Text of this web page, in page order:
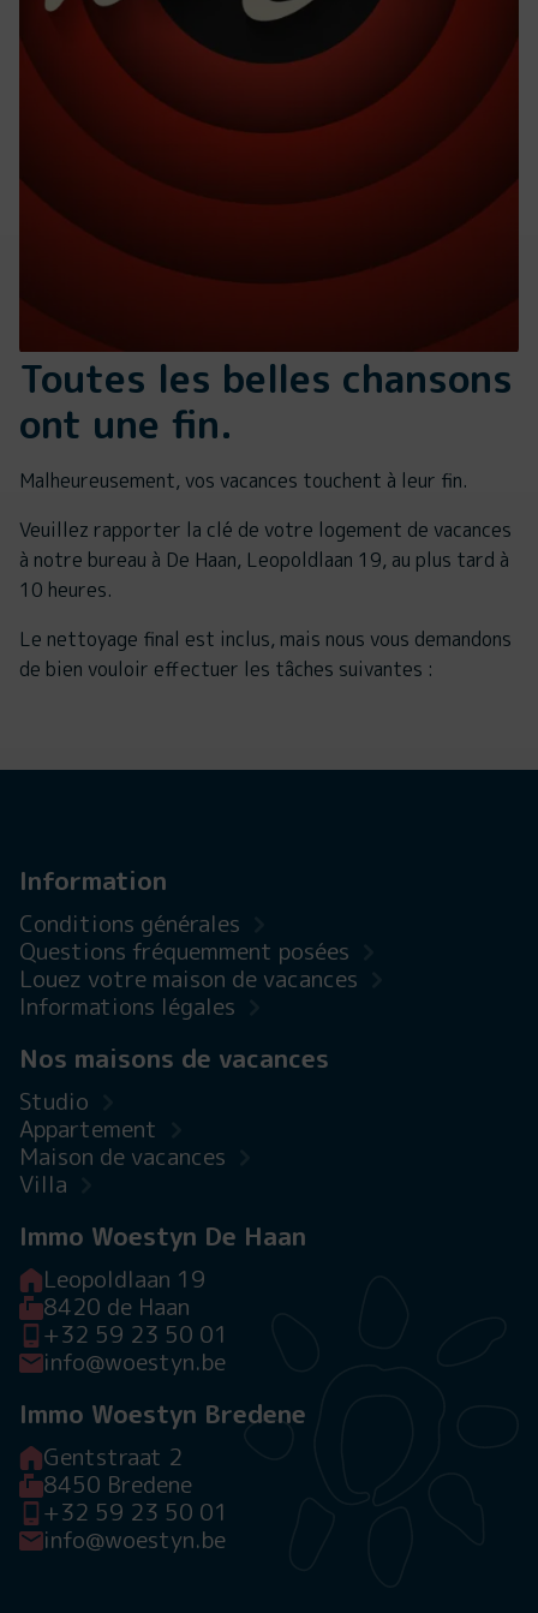
Toutes les belles chansons
ont une fin.
Malheureusement, vos vacances touchent à leur fin.
Veuillez rapporter la clé de votre logement de vacances
à notre bureau à De Haan, Leopoldlaan 19, au plus tard à
10 heures.
Le nettoyage final est inclus, mais nous vous demandons
de bien vouloir effectuer les tâches suivantes :
Information
Conditions générales
Questions fréquemment posées
Louez votre maison de vacances
Informations légales
Nos maisons de vacances
Studio
Appartement
Maison de vacances
Villa
Immo Woestyn De Haan
Leopoldlaan 19
8420 de Haan
+32 59 23 50 01
info@woestyn.be
Immo Woestyn Bredene
Gentstraat 2
8450 Bredene
+32 59 23 50 01
info@woestyn.be